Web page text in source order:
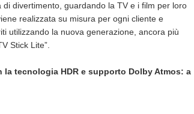
divertimento, guardando la TV e i film per loro
realizzata su misura per ogni cliente e
utilizzando la nuova generazione, ancora più
Stick Lite”.
tecnologia HDR e supporto Dolby Atmos: a